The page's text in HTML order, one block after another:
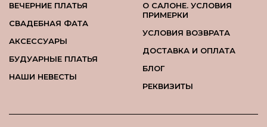
ВЕЧЕРНИЕ ПЛАТЬЯ
СВАДЕБНАЯ ФАТА
АКСЕССУАРЫ
БУДУАРНЫЕ ПЛАТЬЯ
НАШИ НЕВЕСТЫ
О САЛОНЕ. УСЛОВИЯ
ПРИМЕРКИ
УСЛОВИЯ ВОЗВРАТА
ДОСТАВКА И ОПЛАТА
БЛОГ
РЕКВИЗИТЫ